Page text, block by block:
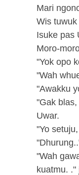
Mari
Wis
Isuke pas
Moro-
"Yok opo
"Wah
"Awakku
"Gak
Uwar.
"Yo
"Wah
kuatmu. ."